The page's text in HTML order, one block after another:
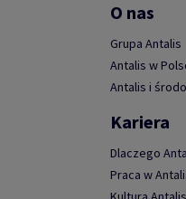
O nas
Grupa Antalis
Antalis w
Antalis i
Kariera
Dlaczego
Praca w